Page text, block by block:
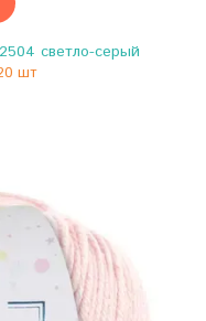
светло-серый
шт